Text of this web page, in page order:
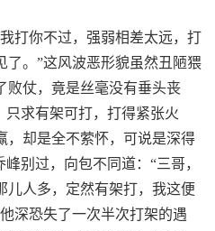
打你不过，强弱相差太远，打
了。”这风波恶形貌虽然丑陋猥
败仗，竟是丝毫没有垂头丧
只求有架可打，打得紧张火
，却是全不萦怀，可说是深得
别过，向包不同道：“三哥，
儿人多，定然有架打，我这便
深恐失了一次半次打架的遇